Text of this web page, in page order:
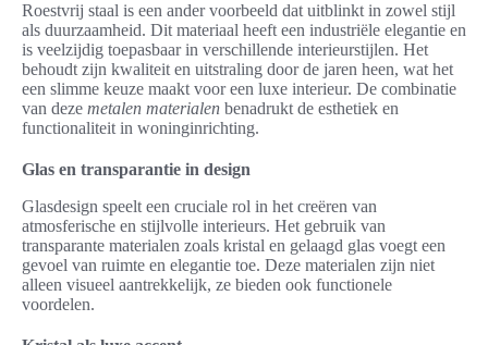
Roestvrij staal is een ander voorbeeld dat uitblinkt in zowel stijl
als duurzaamheid. Dit materiaal heeft een industriële elegantie en
is veelzijdig toepasbaar in verschillende interieurstijlen. Het
behoudt zijn kwaliteit en uitstraling door de jaren heen, wat het
een slimme keuze maakt voor een luxe interieur. De combinatie
van deze metalen materialen benadrukt de esthetiek en
functionaliteit in woninginrichting.
Glas en transparantie in design
Glasdesign speelt een cruciale rol in het creëren van
atmosferische en stijlvolle interieurs. Het gebruik van
transparante materialen zoals kristal en gelaagd glas voegt een
gevoel van ruimte en elegantie toe. Deze materialen zijn niet
alleen visueel aantrekkelijk, ze bieden ook functionele
voordelen.